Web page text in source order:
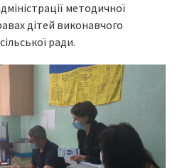
методичної
дітей виконавчого
ради.